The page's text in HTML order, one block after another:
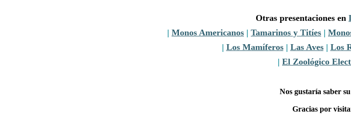
Otras presentaciones en
| Monos Americanos | Tamarinos y Titíes |
| Los Mamíferos| Las Aves| Los
| El Zoológico
Nos gustaría saber su
Gracias por